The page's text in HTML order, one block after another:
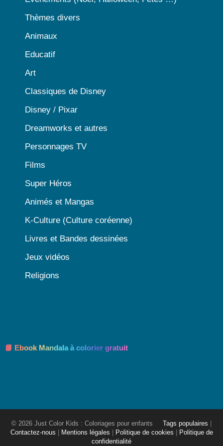
Thèmes divers
Animaux
Educatif
Art
Classiques de Disney
Disney / Pixar
Dreamworks et autres
Personnages TV
Films
Super Héros
Animés et Mangas
K-Culture (Culture coréenne)
Livres et Bandes dessinées
Jeux vidéos
Religions
📘 Ebook Mandala à colorier gratuit
© 2026 Just Color Kids : Coloriages pour enfants Tags populaires
Contactez-nous
Mentions légales Politique de cookies
Politique de
confidentialité